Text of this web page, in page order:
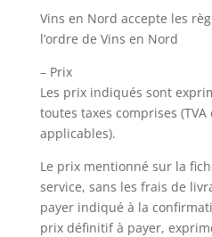
Vins en Nord accepte les
l’ordre de Vins en Nord
– Prix
Les prix indiqués sont
toutes taxes comprises
applicables).
Le prix mentionné sur la
service, sans les frais de
payer indiqué à la
prix définitif à payer,